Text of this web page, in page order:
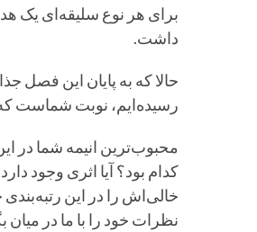
برای هر نوع سلیقه‌ای یک
داشت.
حالا که به پایان این فصل
رسیده‌ایم، نوبت شماست که
محبوب‌ترین انیمه شما در
کدام بود؟ آیا اثری وجود
خالی‌اش را در این
نظرات خود را با ما در میان